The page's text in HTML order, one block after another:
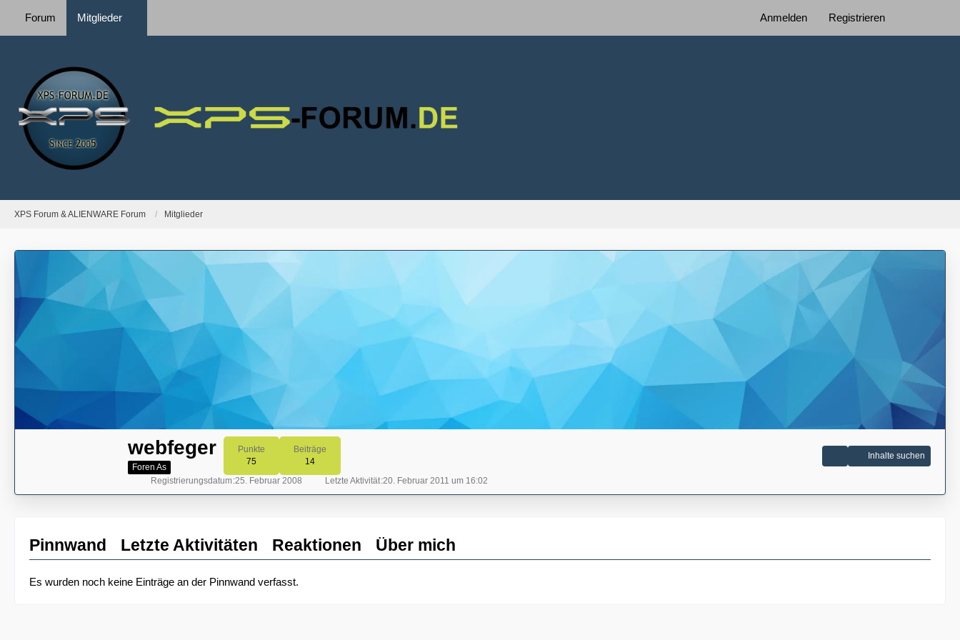
Forum Mitglieder Anmelden Registrieren
XPS Forum & ALIENWARE Forum Mitglieder
webfeger
Foren As
Punkte
75
Beiträge
14
Inhalte suchen
Registrierungsdatum 25. Februar 2008 Letzte Aktivität 20. Februar 2011 um 16:02
Pinnwand Letzte Aktivitäten Reaktionen Über mich
Es wurden noch keine Einträge an der Pinnwand verfasst.